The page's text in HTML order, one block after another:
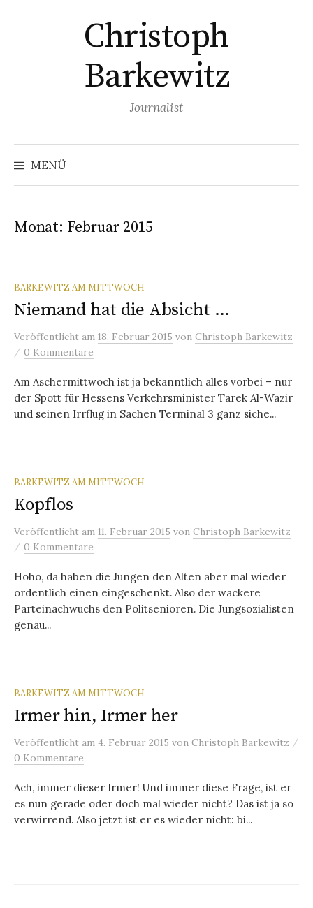
Christoph
Barkewitz
Journalist
MENÜ
Suchen
Monat: Februar 2015
BARKEWITZ AM MITTWOCH
Niemand hat die Absicht …
Veröffentlicht am 18. Februar 2015 von Christoph Barkewitz
/ 0 Kommentare
Am Aschermittwoch ist ja bekanntlich alles vorbei – nur
der Spott für Hessens Verkehrsminister Tarek Al-Wazir
und seinen Irrflug in Sachen Terminal 3 ganz siche...
BARKEWITZ AM MITTWOCH
Kopflos
Veröffentlicht am 11. Februar 2015 von Christoph Barkewitz
/ 0 Kommentare
Hoho, da haben die Jungen den Alten aber mal wieder
ordentlich einen eingeschenkt. Also der wackere
Parteinachwuchs den Politsenioren. Die Jungsozialisten
genau...
BARKEWITZ AM MITTWOCH
Irmer hin, Irmer her
Veröffentlicht am 4. Februar 2015 von Christoph Barkewitz /
0 Kommentare
Ach, immer dieser Irmer! Und immer diese Frage, ist er
es nun gerade oder doch mal wieder nicht? Das ist ja so
verwirrend. Also jetzt ist er es wieder nicht: bi...